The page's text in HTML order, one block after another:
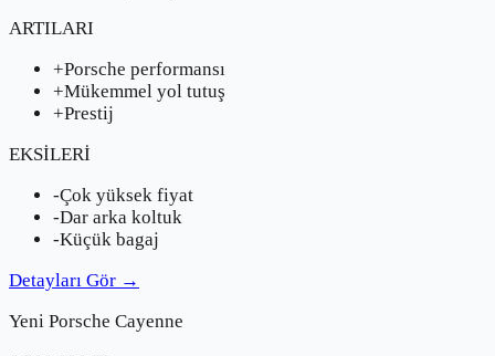
ARTILARI
+Porsche performansı
+Mükemmel yol tutuş
+Prestij
EKSİLERİ
-Çok yüksek fiyat
-Dar arka koltuk
-Küçük bagaj
Detayları Gör →
Yeni Porsche Cayenne